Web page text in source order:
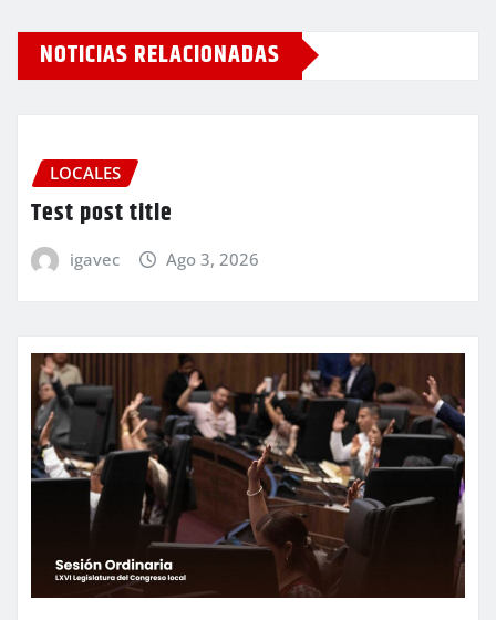
NOTICIAS RELACIONADAS
LOCALES
Test post title
igavec Ago 3, 2026